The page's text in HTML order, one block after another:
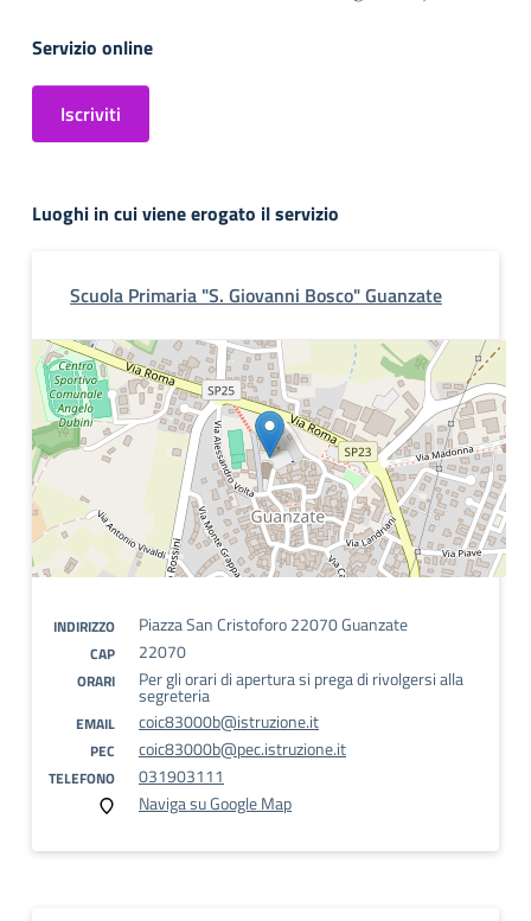
Servizio online
Iscriviti
Luoghi in cui viene erogato il servizio
Scuola Primaria "S. Giovanni Bosco" Guanzate
INDIRIZZO Piazza San Cristoforo 22070 Guanzate
CAP 22070
ORARI Per gli orari di apertura si prega di rivolgersi alla
segreteria
EMAIL coic83000b@istruzione.it
PEC coic83000b@pec.istruzione.it
TELEFONO
031903111
Naviga su Google Map